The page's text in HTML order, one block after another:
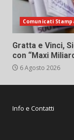
Comunicati
Gratta e Vinci,
con “Maxi
6 Agosto 2026
Info e Contatti